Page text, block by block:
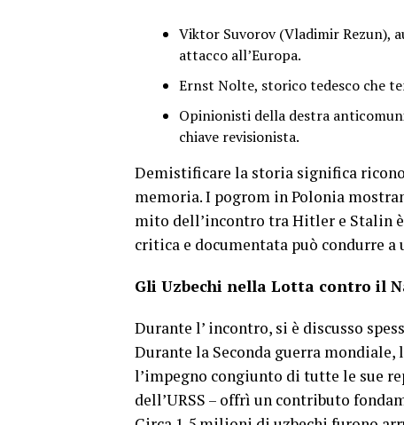
Viktor Suvorov (Vladimir Rezun),
attacco all’Europa.
Ernst Nolte, storico tedesco che
Opinionisti della destra
chiave revisionista.
Demistificare la storia significa
memoria. I pogrom in Polonia
mito dell’incontro tra Hitler e Stalin
critica e documentata può condurre
Gli Uzbechi nella Lotta contro il
Durante l’ incontro, si è discusso
Durante la Seconda guerra
l’impegno congiunto di tutte le sue
dell’URSS – offrì un contributo